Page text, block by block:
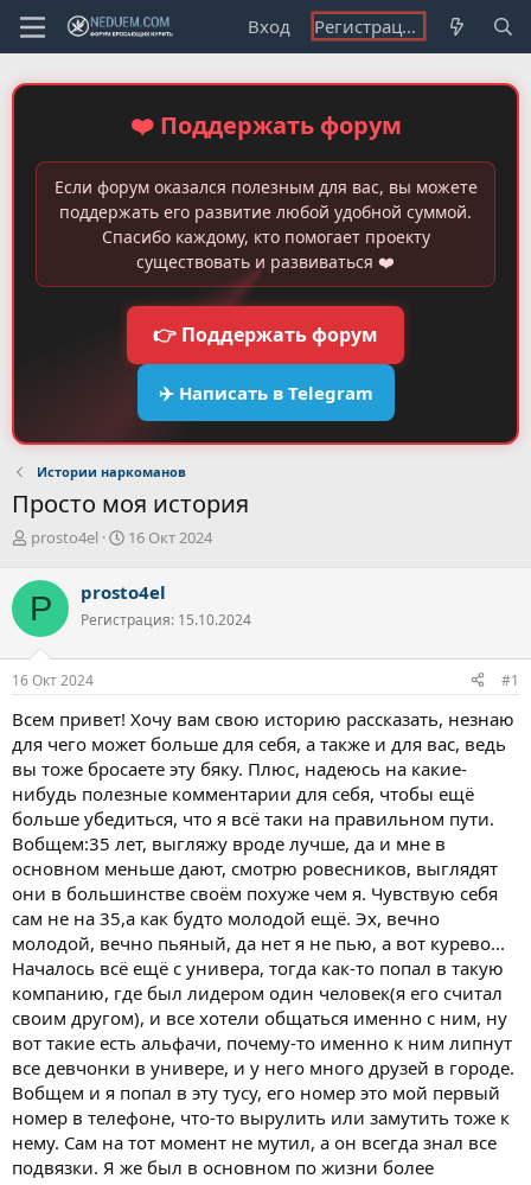
Вход Регистрация
❤️ Поддержать форум
Если форум оказался полезным для вас, вы можете
поддержать его развитие любой удобной суммой.
Спасибо каждому, кто помогает проекту
существовать и развиваться ❤️
👉 Поддержать форум
✈️ Написать в Telegram
Истории наркоманов
Просто моя история
А
т
о
р
т
е
м
prosto4el
Д
а
н
ч
а
16 Окт 2024
P prosto4el
Регистрация: 15.10.2024
16 Окт 2024 #1
Всем привет! Хочу вам свою историю рассказать, незнаю
для чего может больше для себя, а также и для вас, ведь
вы тоже бросаете эту бяку. Плюс, надеюсь на какие-
нибудь полезные комментарии для себя, чтобы ещё
больше убедиться, что я всё таки на правильном пути.
Вобщем:35 лет, выгляжу вроде лучше, да и мне в
основном меньше дают, смотрю ровесников, выглядят
они в большинстве своём похуже чем я. Чувствую себя
сам не на 35,а как будто молодой ещё. Эх, вечно
молодой, вечно пьяный, да нет я не пью, а вот курево...
Началось всё ещё с универа, тогда как-то попал в такую
компанию, где был лидером один человек(я его считал
своим другом), и все хотели общаться именно с ним, ну
вот такие есть альфачи, почему-то именно к ним липнут
все девчонки в универе, и у него много друзей в городе.
Вобщем и я попал в эту тусу, его номер это мой первый
номер в телефоне, что-то вырулить или замутить тоже к
нему. Сам на тот момент не мутил, а он всегда знал все
подвязки. Я же был в основном по жизни более